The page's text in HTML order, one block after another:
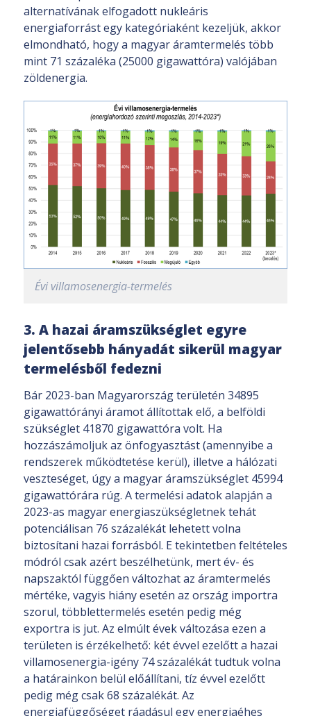
alternatívának elfogadott nukleáris
energiaforrást egy kategóriaként kezeljük, akkor
elmondható, hogy a magyar áramtermelés több
mint 71 százaléka (25000 gigawattóra) valójában
zöldenergia.
Évi villamosenergia-termelés
3. A hazai áramszükséglet egyre
jelentősebb hányadát sikerül magyar
termelésből fedezni
Bár 2023-ban Magyarország területén 34895
gigawattórányi áramot állítottak elő, a belföldi
szükséglet 41870 gigawattóra volt. Ha
hozzászámoljuk az önfogyasztást (amennyibe a
rendszerek működtetése kerül), illetve a hálózati
veszteséget, úgy a magyar áramszükséglet 45994
gigawattórára rúg. A termelési adatok alapján a
2023-as magyar energiaszükségletnek tehát
potenciálisan 76 százalékát lehetett volna
biztosítani hazai forrásból. E tekintetben feltételes
módról csak azért beszélhetünk, mert év- és
napszaktól függően változhat az áramtermelés
mértéke, vagyis hiány esetén az ország importra
szorul, többlettermelés esetén pedig még
exportra is jut. Az elmúlt évek változása ezen a
területen is érzékelhető: két évvel ezelőtt a hazai
villamosenergia-igény 74 százalékát tudtuk volna
a határainkon belül előállítani, tíz évvel ezelőtt
pedig még csak 68 százalékát. Az
energiafüggőséget ráadásul egy energiaéhes